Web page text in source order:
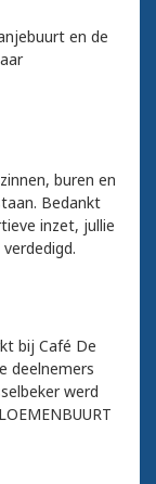
en de
buren en
Bedankt
inzet, jullie
bij Café De
deelnemers
werd